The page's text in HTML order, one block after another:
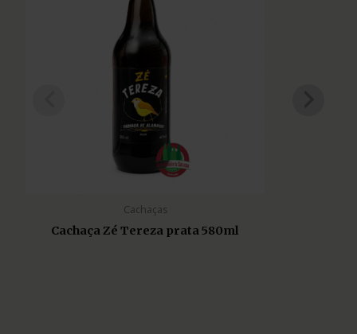
Cachaças
Cachaça Zé Tereza prata 580ml